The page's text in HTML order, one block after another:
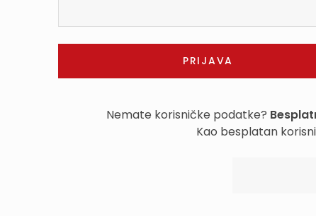
Nemate korisničke podatke?
Kao besplatan